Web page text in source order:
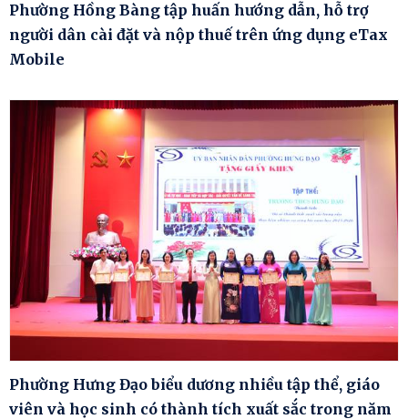
Phường Hồng Bàng tập huấn hướng dẫn, hỗ trợ
người dân cài đặt và nộp thuế trên ứng dụng eTax
Mobile
Phường Hưng Đạo biểu dương nhiều tập thể, giáo
viên và học sinh có thành tích xuất sắc trong năm